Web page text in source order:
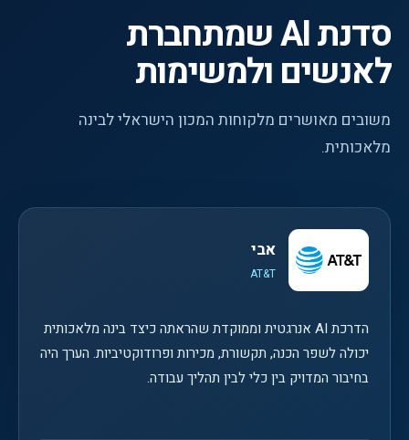
סדנת AI שמתחברת
לאנשים ולמשימות
משובים מאושרים מלקוחות המכון הישראלי לבינה
מלאכותית.
אבי
AT&T
הדרכת AI אנרגטית וממוקדת שהראתה כיצד בינה מלאכותית
יכולה לשפר הכנה, תקשורת, מכירות ופרודוקטיביות. הערך היה
בחיבור המדויק בין כלי לבין תהליך עבודה.